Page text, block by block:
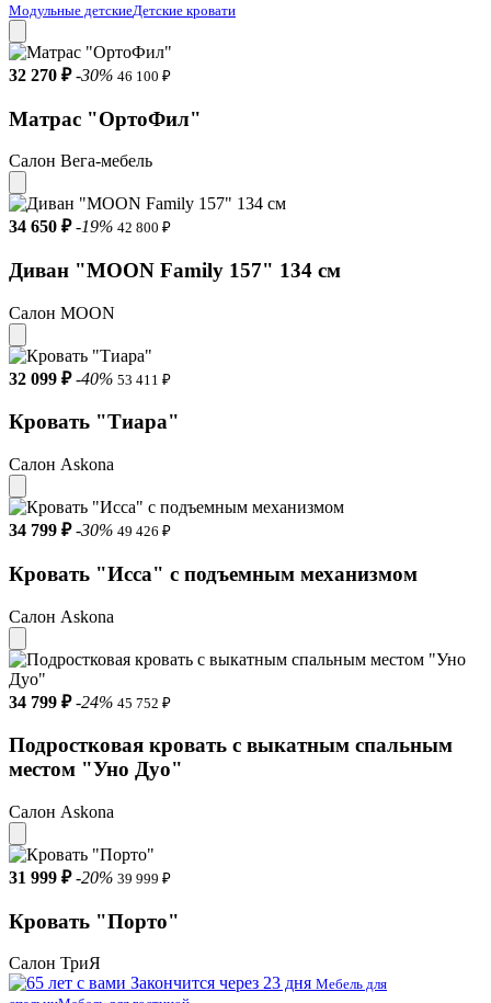
Модульные детскиеДетские кровати
32 270 ₽ -30% 46 100 ₽
Матрас "ОртоФил"
Салон Вега-мебель
34 650 ₽ -19% 42 800 ₽
Диван "MOON Family 157" 134 см
Салон MOON
32 099 ₽ -40% 53 411 ₽
Кровать "Тиара"
Салон Askona
34 799 ₽ -30% 49 426 ₽
Кровать "Исса" с подъемным механизмом
Салон Askona
34 799 ₽ -24% 45 752 ₽
Подростковая кровать с выкатным спальным
местом "Уно Дуо"
Салон Askona
31 999 ₽ -20% 39 999 ₽
Кровать "Порто"
Салон ТриЯ
Закончится через 23 дня Мебель для